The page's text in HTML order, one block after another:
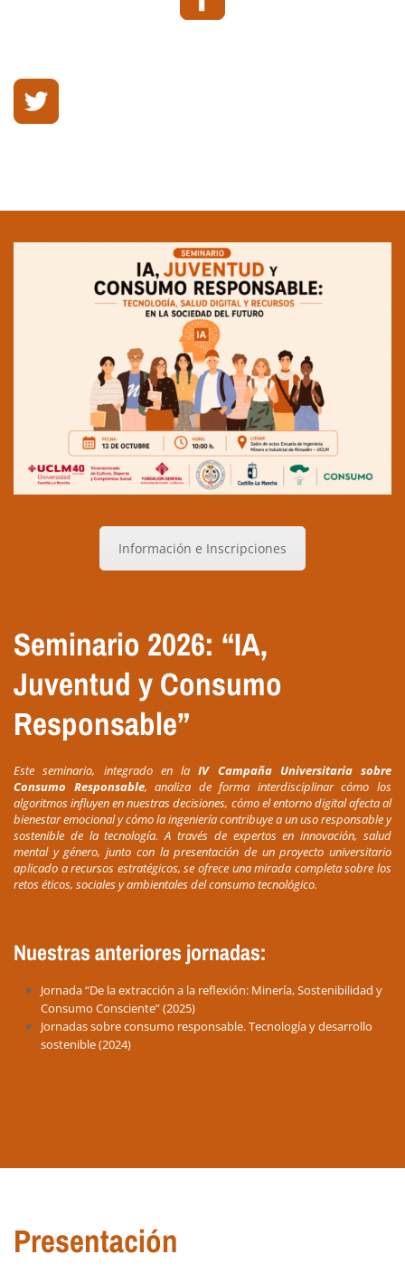
Información e Inscripciones
Seminario 2026: “IA,
Juventud y Consumo
Responsable”
Este seminario, integrado en laIV Campaña Universitaria sobre
Consumo Responsable, analiza de forma interdisciplinar cómo los
algoritmos influyen en nuestras decisiones, cómo el entorno digital afecta al
bienestar emocional y cómo la ingeniería contribuye a un uso responsable y
sostenible de la tecnología. A través de expertos en innovación, salud
mental y género, junto con la presentación de un proyecto universitario
aplicado a recursos estratégicos, se ofrece una mirada completa sobre los
retos éticos, sociales y ambientales del consumo tecnológico.
Nuestras anteriores jornadas:
Jornada “De la extracción a la reflexión: Minería, Sostenibilidad y
Consumo Consciente” (2025)
Jornadas sobre consumo responsable. Tecnología y desarrollo
sostenible (2024)
Presentación